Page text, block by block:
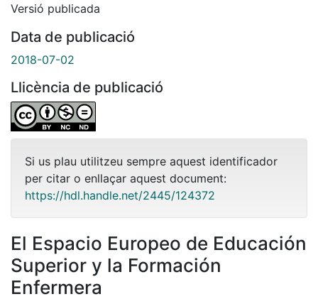
Versió publicada
Data de publicació
2018-07-02
Llicència de publicació
Si us plau utilitzeu sempre aquest identificador
per citar o enllaçar aquest document:
https://hdl.handle.net/2445/124372
El Espacio Europeo de Educación
Superior y la Formación
Enfermera